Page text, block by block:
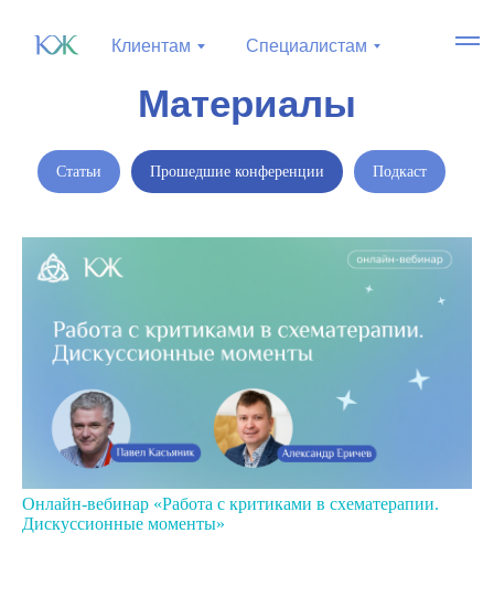
Клиентам Специалистам
Материалы
Статьи Прошедшие конференции Подкаст
Онлайн-вебинар «Работа с критиками в схематерапии.
Дискуссионные моменты»